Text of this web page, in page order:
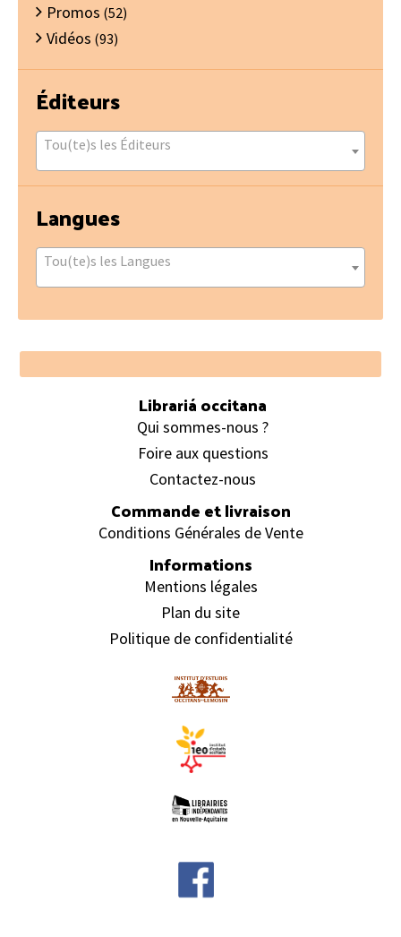
Promos (52)
Vidéos (93)
Éditeurs
Tou(te)s les Éditeurs
Langues
Tou(te)s les Langues
Footer
Librariá occitana
Qui sommes-nous ?
Foire aux questions
Contactez-nous
Commande et livraison
Conditions Générales de Vente
Informations
Mentions légales
Plan du site
Politique de confidentialité